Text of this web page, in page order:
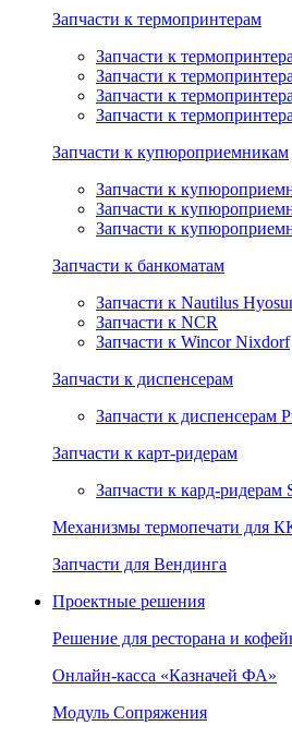
Запчасти к термопринтерам
Запчасти к
Запчасти к
Запчасти к
Запчасти к
Запчасти к купюроприемникам
Запчасти к
Запчасти к
Запчасти к
Запчасти к банкоматам
Запчасти к Nautilus
Запчасти к NCR
Запчасти к Wincor Nixdorf
Запчасти к диспенсерам
Запчасти к диспенсерам
Запчасти к карт-ридерам
Запчасти к кард-ридерам
Механизмы термопечати для
Запчасти для Вендинга
Проектные решения
Решение для ресторана и
Онлайн‑касса «Казначей ФА»
Модуль Сопряжения